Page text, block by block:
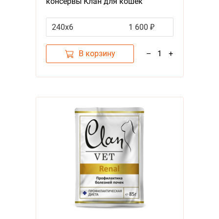
(цена за упаковку)
240х6 1 600 ₽
В корзину – 1 +